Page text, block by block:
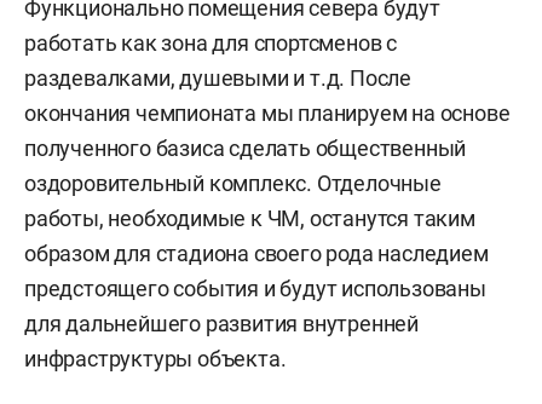
Функционально помещения севера будут
работать как зона для спортсменов с
раздевалками, душевыми и т.д. После
окончания чемпионата мы планируем на основе
полученного базиса сделать общественный
оздоровительный комплекс. Отделочные
работы, необходимые к ЧМ, останутся таким
образом для стадиона своего рода наследием
предстоящего события и будут использованы
для дальнейшего развития внутренней
инфраструктуры объекта.